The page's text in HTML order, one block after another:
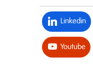
Linkedin
Youtube